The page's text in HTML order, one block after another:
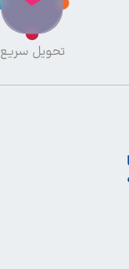
تحویل سریع